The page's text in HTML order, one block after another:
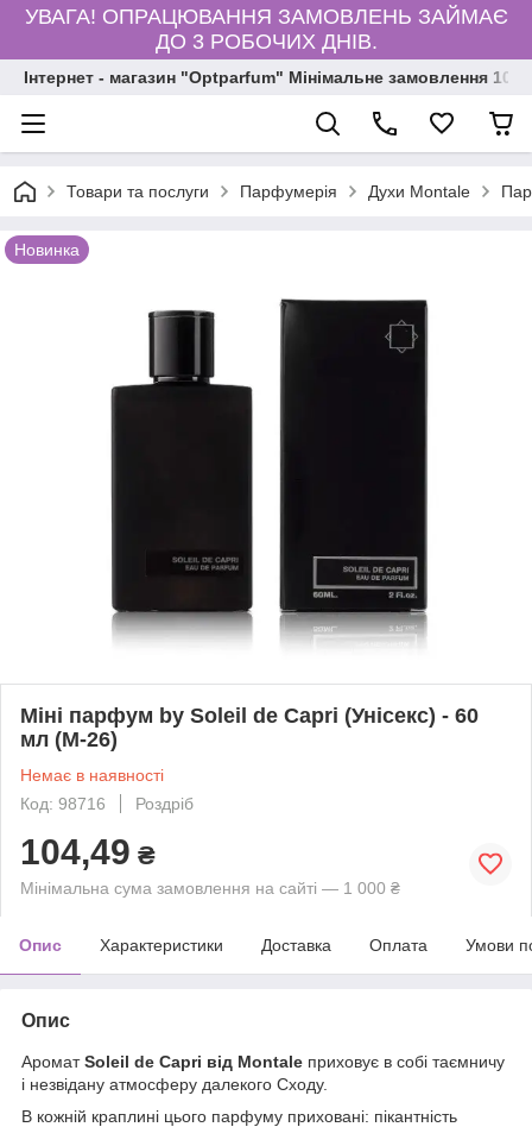
УВАГА! ОПРАЦЮВАННЯ ЗАМОВЛЕНЬ ЗАЙМАЄ
ДО 3 РОБОЧИХ ДНІВ.
Інтернет - магазин "Optparfum" Мінімальне замовлення
Товари та послуги Парфумерія Духи Montale
Новинка
Міні парфум by Soleil de Capri (Унісекс) - 60
мл (M-26)
Немає в наявності
Код: 98716
Роздріб
104,49 ₴
Мінімальна сума замовлення на сайті — 1 000 ₴
Опис Характеристики Доставка Оплата Умови
Опис
АроматSoleil de Capri від Montale приховує в собі таємничу
і незвідану атмосферу далекого Сходу.
В кожній краплині цього парфуму приховані: пікантність